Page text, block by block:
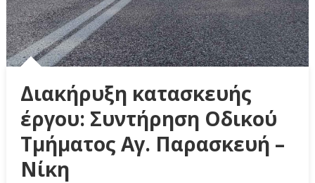
Διακήρυξη κατασκευής
έργου: Συντήρηση Οδικού
Τμήματος Αγ. Παρασκευή –
Νίκη